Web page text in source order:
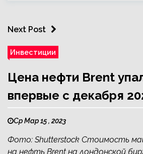
Next Post
Инвестиции
Цена нефти Brent
впервые с декабря
Ср Мар 15 , 2023
Фото: Shutterstock Стоимость
на нефть Brent на лондонской